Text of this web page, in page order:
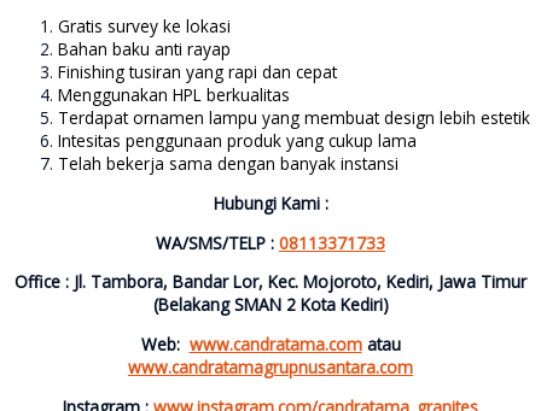
Gratis survey ke lokasi
Bahan baku anti rayap
Finishing tusiran yang rapi dan cepat
Menggunakan HPL berkualitas
Terdapat ornamen lampu yang membuat design lebih estetik
Intesitas penggunaan produk yang cukup lama
Telah bekerja sama dengan banyak instansi
Hubungi Kami :
WA/SMS/TELP : 08113371733
Office : Jl. Tambora, Bandar Lor, Kec. Mojoroto, Kediri, Jawa Timur
(Belakang SMAN 2 Kota Kediri)
Web: www.candratama.com atau
www.candratamagrupnusantara.com
Instagram : www.instagram.com/candratama_granites